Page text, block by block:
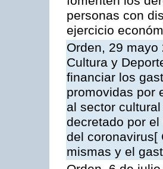
personas con
ejercicio
Orden, 29
Cultura y
financiar los
promovidas por
al sector
decretado por
del coronavirus[
mismas y el